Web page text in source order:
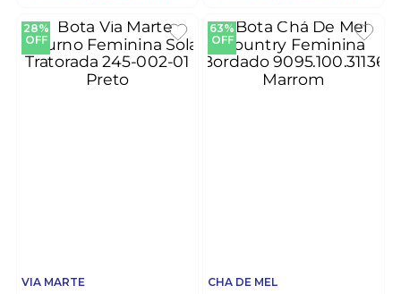
28%
OFF
VIA MARTE
63%
OFF
CHA DE MEL